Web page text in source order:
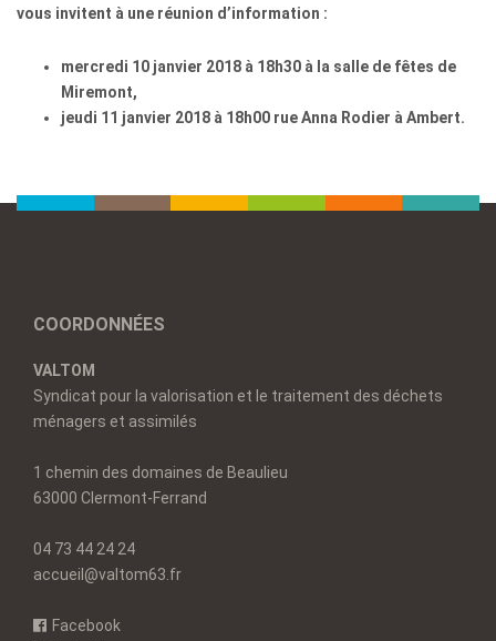
vous invitent à une réunion d’information :
mercredi 10 janvier 2018 à 18h30 à la salle de fêtes de
Miremont,
jeudi 11 janvier 2018 à 18h00 rue Anna Rodier à Ambert.
COORDONNÉES
VALTOM
Syndicat pour la valorisation et le traitement des déchets
ménagers et assimilés
1 chemin des domaines de Beaulieu
63000 Clermont-Ferrand
04 73 44 24 24
accueil@valtom63.fr
Facebook